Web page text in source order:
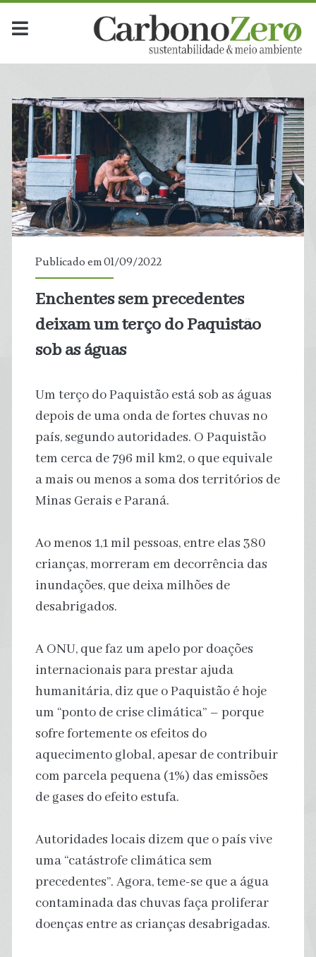
Publicado em 01/09/2022
Enchentes sem precedentes
deixam um terço do Paquistão
sob as águas
Um terço do Paquistão está sob as águas
depois de uma onda de fortes chuvas no
país, segundo autoridades. O Paquistão
tem cerca de 796 mil km2, o que equivale
a mais ou menos a soma dos territórios de
Minas Gerais e Paraná.
Ao menos 1,1 mil pessoas, entre elas 380
crianças, morreram em decorrência das
inundações, que deixa milhões de
desabrigados.
A ONU, que faz um apelo por doações
internacionais para prestar ajuda
humanitária, diz que o Paquistão é hoje
um “ponto de crise climática” – porque
sofre fortemente os efeitos do
aquecimento global, apesar de contribuir
com parcela pequena (1%) das emissões
de gases do efeito estufa.
Autoridades locais dizem que o país vive
uma “catástrofe climática sem
precedentes”. Agora, teme-se que a água
contaminada das chuvas faça proliferar
doenças entre as crianças desabrigadas.